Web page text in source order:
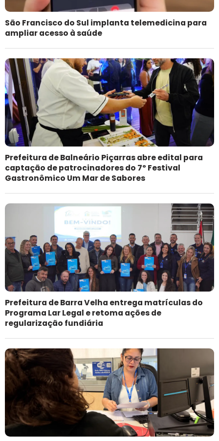
São Francisco do Sul implanta telemedicina para
ampliar acesso à saúde
Prefeitura de Balneário Piçarras abre edital para
captação de patrocinadores do 7º Festival
Gastronômico Um Mar de Sabores
Prefeitura de Barra Velha entrega matrículas do
Programa Lar Legal e retoma ações de
regularização fundiária